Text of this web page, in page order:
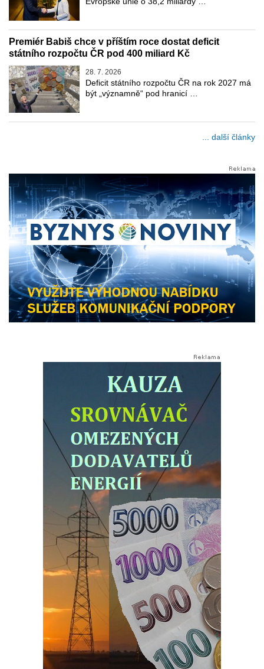
Premiér Babiš chce v příštím roce dostat deficit
státního rozpočtu ČR pod 400 miliard Kč
28. 7. 2026
Deficit státního rozpočtu ČR na rok 2027 má
být „významně“ pod hranicí …
... další články